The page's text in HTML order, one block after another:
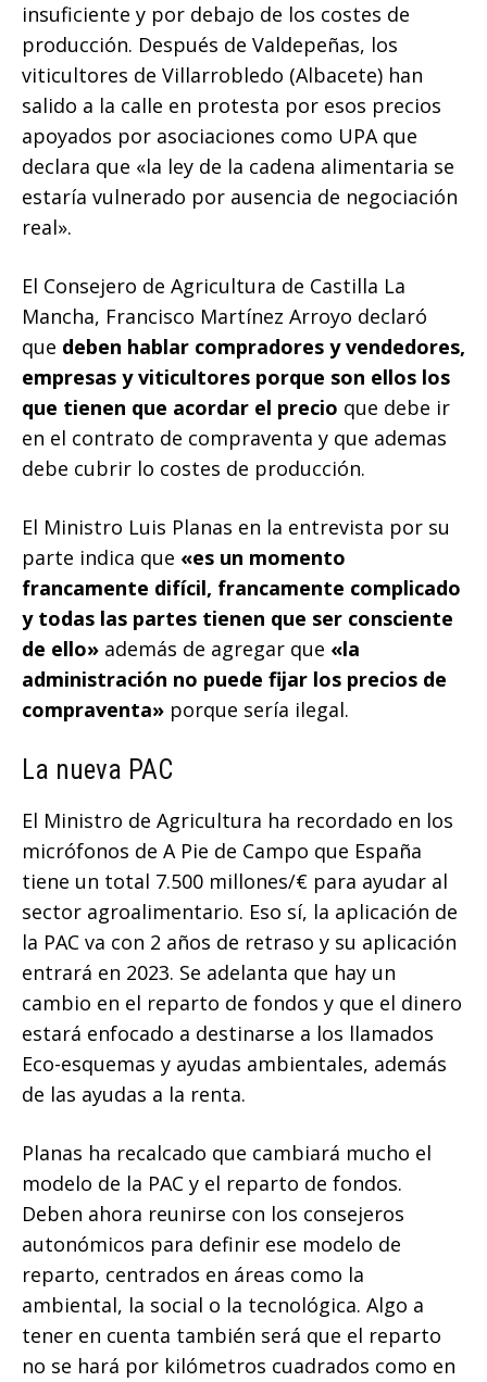
insuficiente y por debajo de los costes de
producción. Después de Valdepeñas, los
viticultores de Villarrobledo (Albacete) han
salido a la calle en protesta por esos precios
apoyados por asociaciones como UPA que
declara que «la ley de la cadena alimentaria se
estaría vulnerado por ausencia de negociación
real».
El Consejero de Agricultura de Castilla La
Mancha, Francisco Martínez Arroyo declaró
que deben hablar compradores y vendedores,
empresas y viticultores porque son ellos los
que tienen que acordar el precio que debe ir
en el contrato de compraventa y que ademas
debe cubrir lo costes de producción.
El Ministro Luis Planas en la entrevista por su
parte indica que «es un momento
francamente difícil, francamente complicado
y todas las partes tienen que ser consciente
de ello» además de agregar que «la
administración no puede fijar los precios de
compraventa» porque sería ilegal.
La nueva PAC
El Ministro de Agricultura ha recordado en los
micrófonos de A Pie de Campo que España
tiene un total 7.500 millones/€ para ayudar al
sector agroalimentario. Eso sí, la aplicación de
la PAC va con 2 años de retraso y su aplicación
entrará en 2023. Se adelanta que hay un
cambio en el reparto de fondos y que el dinero
estará enfocado a destinarse a los llamados
Eco-esquemas y ayudas ambientales, además
de las ayudas a la renta.
Planas ha recalcado que cambiará mucho el
modelo de la PAC y el reparto de fondos.
Deben ahora reunirse con los consejeros
autonómicos para definir ese modelo de
reparto, centrados en áreas como la
ambiental, la social o la tecnológica. Algo a
tener en cuenta también será que el reparto
no se hará por kilómetros cuadrados como en